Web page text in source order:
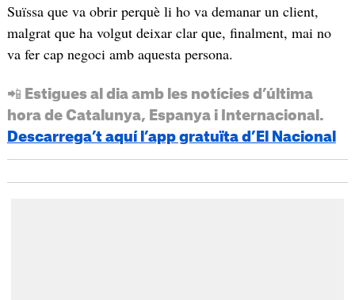
Suïssa que va obrir perquè li ho va demanar un client,
malgrat que ha volgut deixar clar que, finalment, mai no
va fer cap negoci amb aquesta persona.
📲 Estigues al dia amb les notícies d’última
hora de Catalunya, Espanya i Internacional.
Descarrega’t aquí l’app gratuïta d’El Nacional